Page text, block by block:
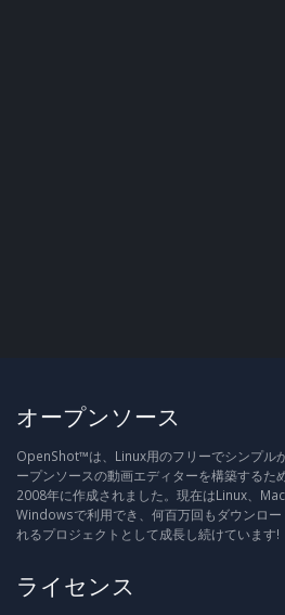
オープンソース
OpenShot™は、Linux用のフリーでシンプル
ープンソースの動画エディターを構築するため
2008年に作成されました。現在はLinux、Mac
Windowsで利用でき、何百万回もダウンロー
れるプロジェクトとして成長し続けています!
ライセンス